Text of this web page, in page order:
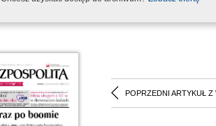
POPRZEDNI ARTYKUŁ Z